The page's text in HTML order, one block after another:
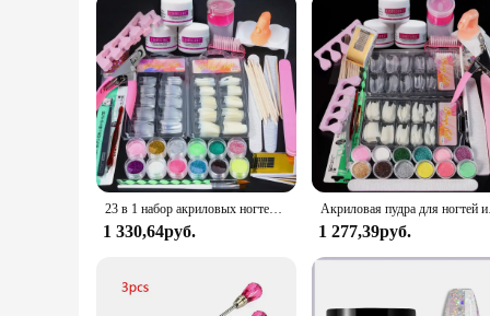
23 в 1 набор акриловых ногтей для начинающих 12 цветов акриловая пудра с блестками белый прозрачный розовый акриловый порошок для профессионального наращивания ногтей
1 330,64руб.
Акриловая
1 277,39руб.